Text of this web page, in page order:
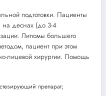
подготовки. Пациенты
на деснах (до 3-4
Липомы большего
пациент при этом
лицевой хирургии. Помощь
препарат;